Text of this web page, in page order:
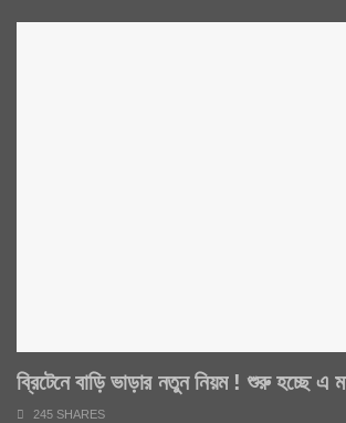
ব্রিটেনে বাড়ি ভাড়ার নতুন নিয়ম ! শুরু হচ্ছে এ
245 SHARES